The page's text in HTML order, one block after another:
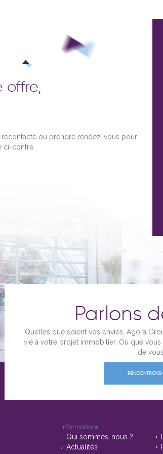
offre,
ou prendre rendez-vous pour
ci-contre.
Parlons
Quelles que soient vos envies, Agora
vie à votre projet immobilier. Où que
de
Informations
Qui sommes-nous ?
Actualités